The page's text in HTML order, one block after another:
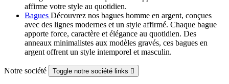
affirme votre style au quotidien.
Bagues Découvrez nos bagues homme en argent, conçues
avec des lignes modernes et un style affirmé. Chaque bague
apporte force, caractère et élégance au quotidien. Des
anneaux minimalistes aux modèles gravés, ces bagues en
argent offrent un style intemporel et masculin.
Notre société Toggle notre société links 